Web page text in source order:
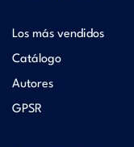
Los más vendidos
Catálogo
Autores
GPSR